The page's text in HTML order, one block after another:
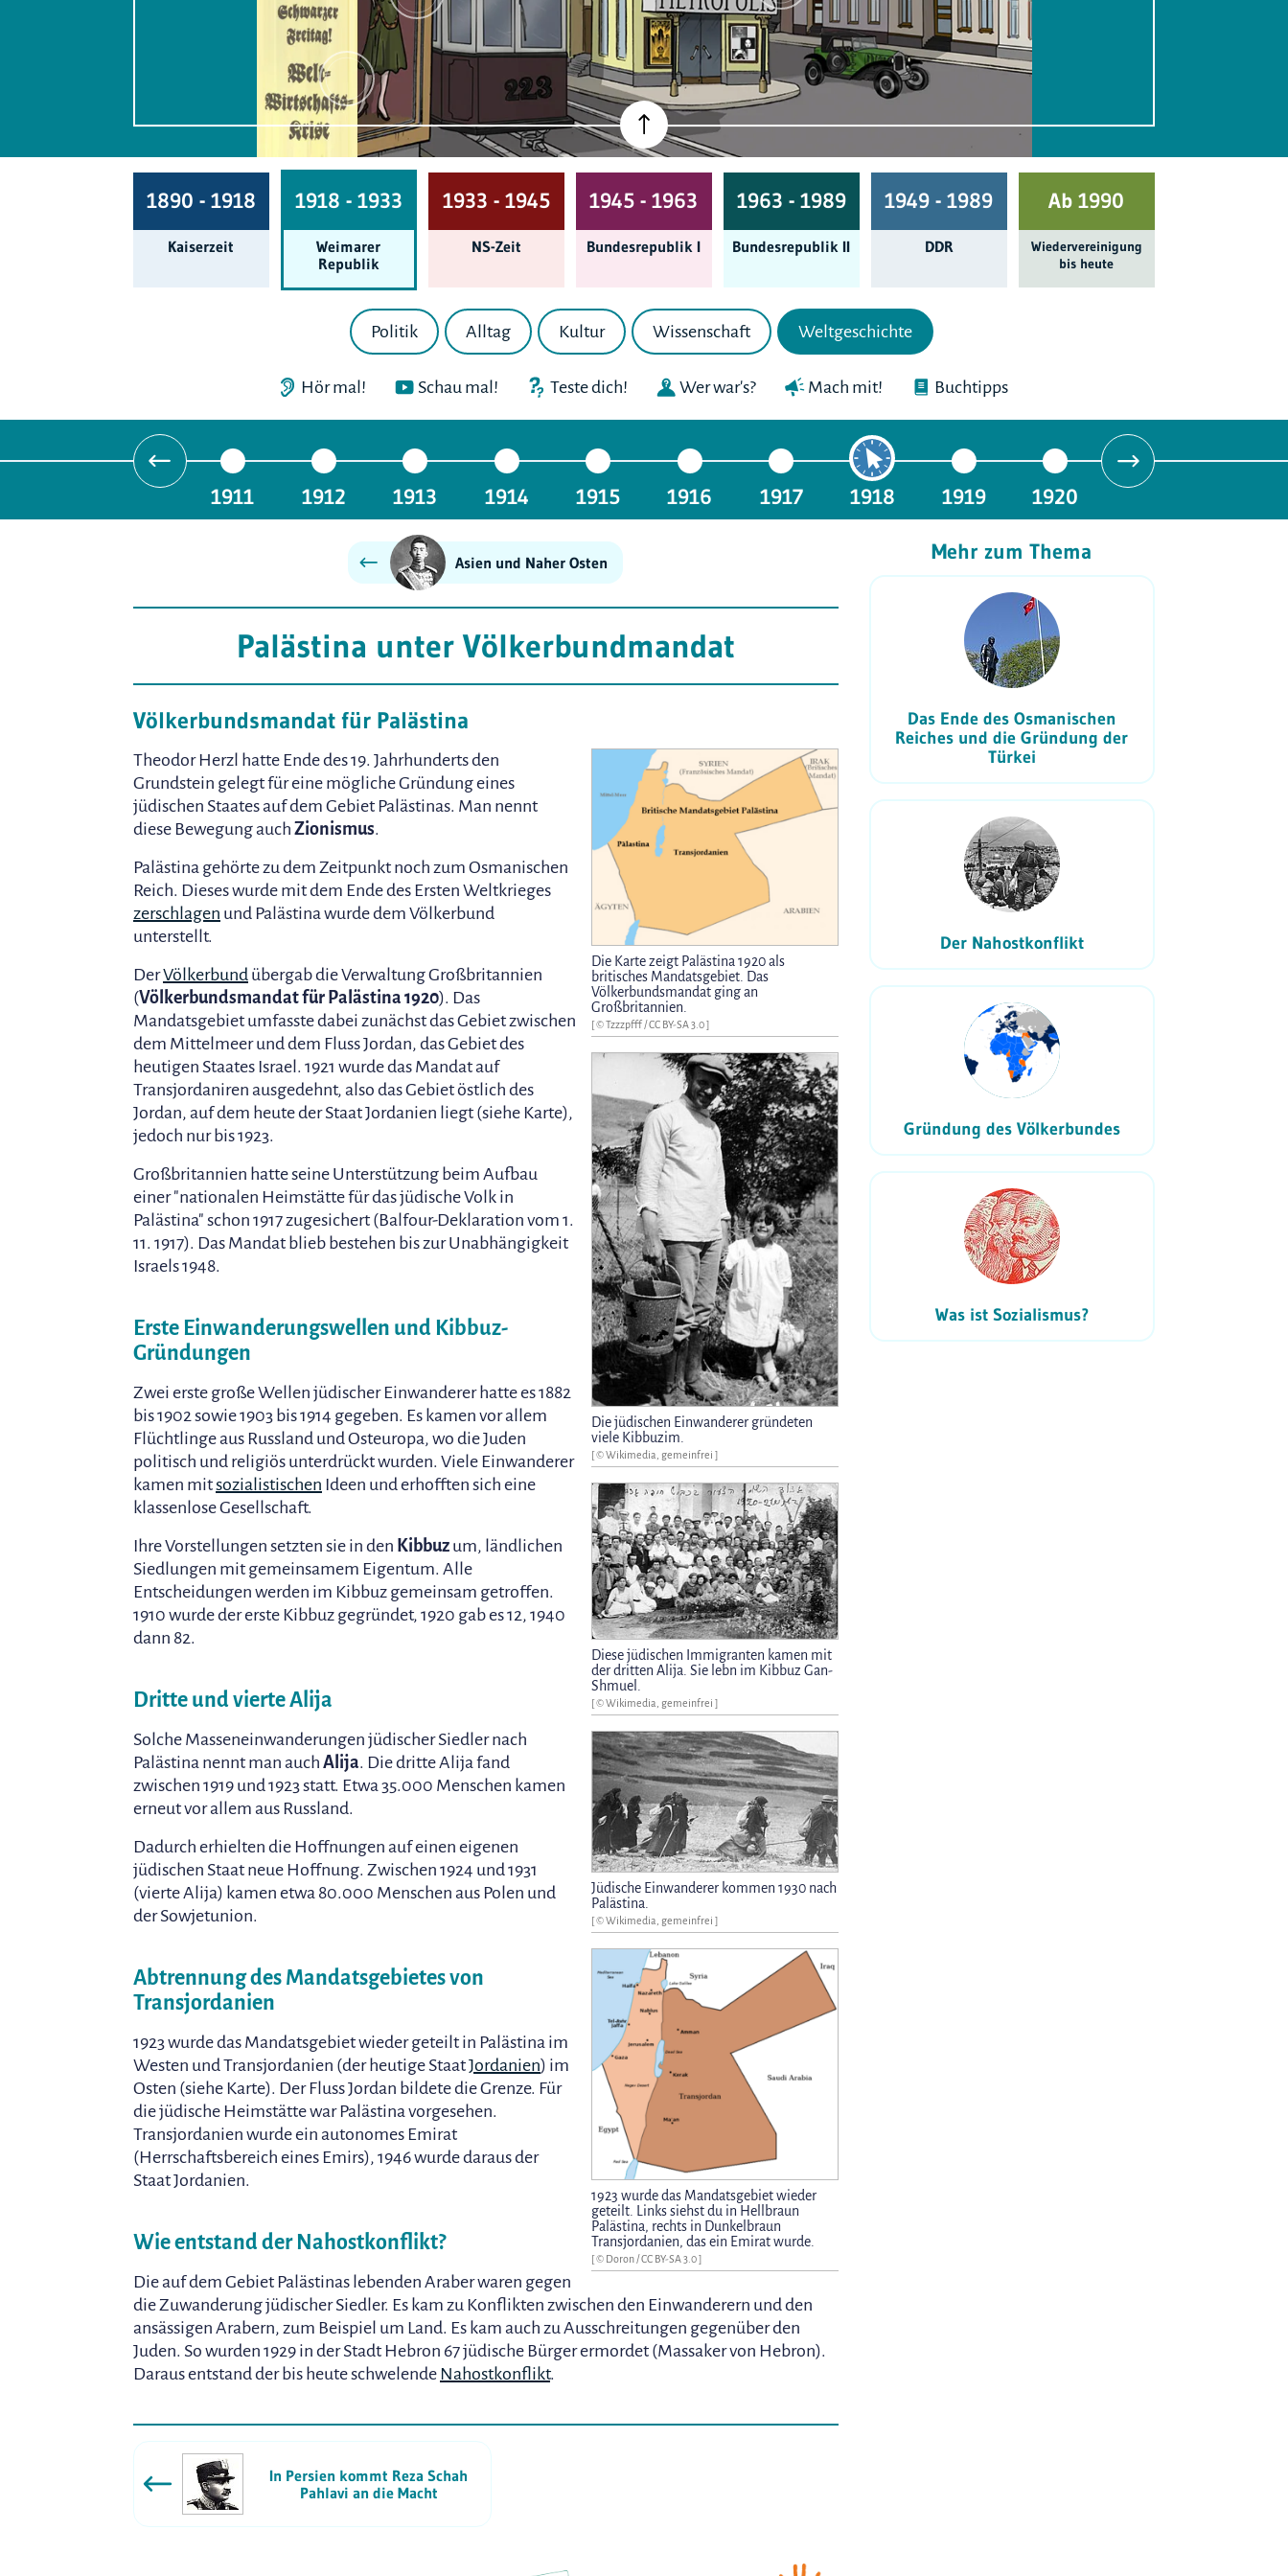
1890 - 1918
Kaiserzeit
1918 - 1933
Weimarer
Republik
1933 - 1945
NS-Zeit
1945 - 1963
Bundes­republik I
1963 - 1989
Bundes­republik II
1949 - 1989
DDR
Ab 1990
Wieder­ver­einigung
bis heute
Politik Alltag Kultur Wissenschaft Weltgeschichte
Hör mal! Schau mal! Teste dich! Wer war's? Mach mit! Buchtipps
1911 1912 1913 1914 1915 1916 1917 1918 1919 1920
Asien und Naher Osten
Palästina unter Völkerbundmandat
Völkerbundsmandat für Palästina
Die Karte zeigt Palästina 1920 als
britisches Mandatsgebiet. Das
Völkerbundsmandat ging an
Großbritannien.
[ ©Tzzzpfff /CC BY-SA 3.0]
Die jüdischen Einwanderer gründeten
viele Kibbuzim.
[ © Wikimedia, gemeinfrei ]
Diese jüdischen Immigranten kamen mit
der dritten Alija. Sie lebn im Kibbuz Gan-
Shmuel.
[ © Wikimedia, gemeinfrei ]
Jüdische Einwanderer kommen 1930 nach
Palästina.
[ © Wikimedia, gemeinfrei ]
1923 wurde das Mandatsgebiet wieder
geteilt. Links siehst du in Hellbraun
Palästina, rechts in Dunkelbraun
Transjordanien, das ein Emirat wurde.
[ © Doron /CC BY-SA 3.0]
Theodor Herzl hatte Ende des 19. Jahrhunderts den
Grundstein gelegt für eine mögliche Gründung eines
jüdischen Staates auf dem Gebiet Palästinas. Man nennt
diese Bewegung auch Zionismus.
Palästina gehörte zu dem Zeitpunkt noch zum Osmanischen
Reich. Dieses wurde mit dem Ende des Ersten Weltkrieges
zerschlagen und Palästina wurde dem Völkerbund
unterstellt.
DerVölkerbund übergab die Verwaltung Großbritannien
(Völkerbundsmandat für Palästina 1920). Das
Mandatsgebiet umfasste dabei zunächst das Gebiet zwischen
dem Mittelmeer und dem Fluss Jordan, das Gebiet des
heutigen Staates Israel. 1921 wurde das Mandat auf
Transjordaniren ausgedehnt, also das Gebiet östlich des
Jordan, auf dem heute der Staat Jordanien liegt (siehe Karte),
jedoch nur bis 1923.
Großbritannien hatte seine Unterstützung beim Aufbau
einer "nationalen Heimstätte für das jüdische Volk in
Palästina" schon 1917 zugesichert (Balfour-Deklaration vom 1.
11. 1917). Das Mandat blieb bestehen bis zur Unabhängigkeit
Israels 1948.
Erste Einwanderungswellen und Kibbuz-
Gründungen
Zwei erste große Wellen jüdischer Einwanderer hatte es 1882
bis 1902 sowie 1903 bis 1914 gegeben. Es kamen vor allem
Flüchtlinge aus Russland und Osteuropa, wo die Juden
politisch und religiös unterdrückt wurden. Viele Einwanderer
kamen mitsozialistischen Ideen und erhofften sich eine
klassenlose Gesellschaft.
Ihre Vorstellungen setzten sie in den Kibbuz um, ländlichen
Siedlungen mit gemeinsamem Eigentum. Alle
Entscheidungen werden im Kibbuz gemeinsam getroffen.
1910 wurde der erste Kibbuz gegründet, 1920 gab es 12, 1940
dann 82.
Dritte und vierte Alija
Solche Masseneinwanderungen jüdischer Siedler nach
Palästina nennt man auch Alija. Die dritte Alija fand
zwischen 1919 und 1923 statt. Etwa 35.000 Menschen kamen
erneut vor allem aus Russland.
Dadurch erhielten die Hoffnungen auf einen eigenen
jüdischen Staat neue Hoffnung. Zwischen 1924 und 1931
(vierte Alija) kamen etwa 80.000 Menschen aus Polen und
der Sowjetunion.
Abtrennung des Mandatsgebietes von
Transjordanien
1923 wurde das Mandatsgebiet wieder geteilt in Palästina im
Westen und Transjordanien (der heutige StaatJordanien) im
Osten (siehe Karte). Der Fluss Jordan bildete die Grenze. Für
die jüdische Heimstätte war Palästina vorgesehen.
Transjordanien wurde ein autonomes Emirat
(Herrschaftsbereich eines Emirs), 1946 wurde daraus der
Staat Jordanien.
Wie entstand der Nahostkonflikt?
Die auf dem Gebiet Palästinas lebenden Araber waren gegen
die Zuwanderung jüdischer Siedler. Es kam zu Konflikten zwischen den Einwanderern und den
ansässigen Arabern, zum Beispiel um Land. Es kam auch zu Ausschreitungen gegenüber den
Juden. So wurden 1929 in der Stadt Hebron 67 jüdische Bürger ermordet (Massaker von Hebron).
Daraus entstand der bis heute schwelende Nahostkonflikt.
In Persien kommt Reza Schah
Pahlavi an die Macht
Mehr zum Thema
Das Ende des Osmanischen
Reiches und die Gründung der
Türkei
Der Nahostkonflikt
Gründung des Völkerbundes
Was ist Sozialismus?